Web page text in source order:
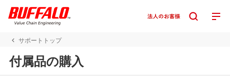
サポートトップ
付属品の購入